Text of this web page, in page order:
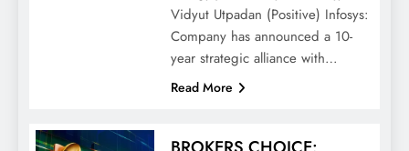
Vidyut Utpadan (Positive) Infosys:
Company has announced a 10-
year strategic alliance with…
Read More